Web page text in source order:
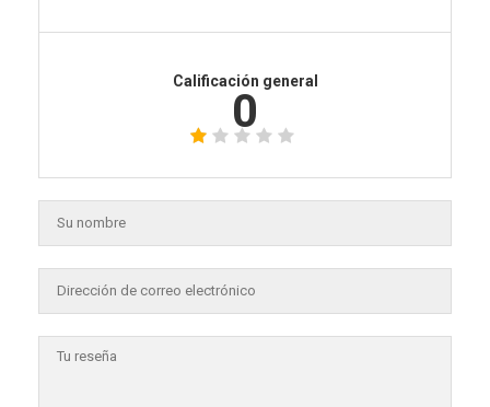
Calificación general
0